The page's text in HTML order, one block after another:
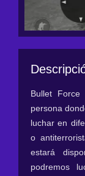
Bullet
persona
luchar en
o
estará
podremos